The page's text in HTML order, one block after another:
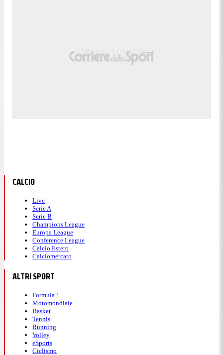
CALCIO
Live
Serie A
Serie B
Champions League
Europa League
Conference League
Calcio Estero
Calciomercato
ALTRI SPORT
Formula 1
Motomondiale
Basket
Tennis
Running
Volley
eSports
Ciclismo